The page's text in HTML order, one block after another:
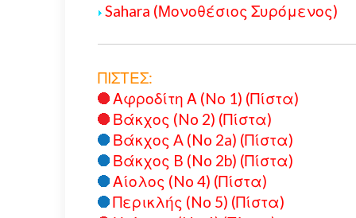
Sahara (Μονοθέσιος Συρόμενος)
ΠΙΣΤΕΣ:
Αφροδίτη Α (No 1) (Πίστα)
Βάκχος (No 2) (Πίστα)
Βάκχος A (No 2a) (Πίστα)
Βάκχος B (No 2b) (Πίστα)
Αίολος (No 4) (Πίστα)
Περικλής (No 5) (Πίστα)